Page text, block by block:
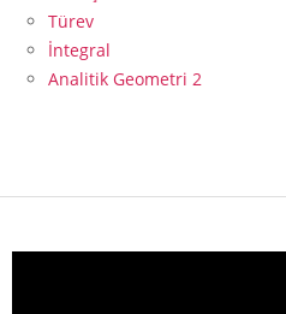
Türev
İntegral
Analitik Geometri 2